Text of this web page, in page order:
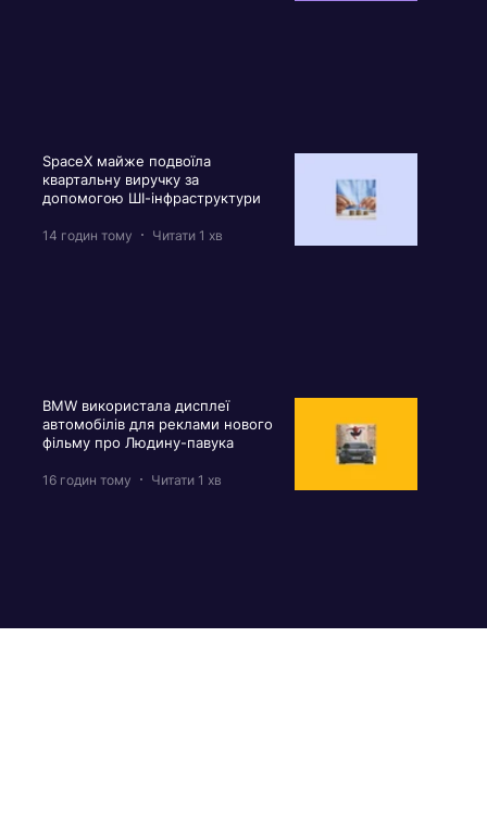
SpaceX майже подвоїла
квартальну виручку за
допомогою ШІ-інфраструктури
14 годин тому Читати 1 хв
BMW використала дисплеї
автомобілів для реклами нового
фільму про Людину-павука
16 годин тому Читати 1 хв